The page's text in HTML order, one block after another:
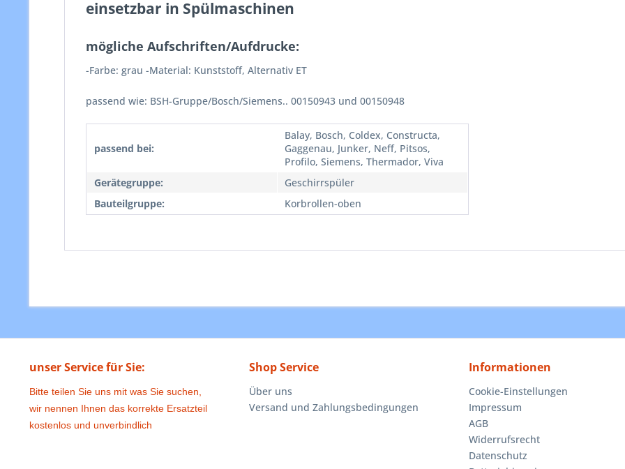
einsetzbar in Spülmaschinen
mögliche Aufschriften/Aufdrucke:
-Farbe: grau -Material: Kunststoff, Alternativ ET
passend wie: BSH-Gruppe/Bosch/Siemens.. 00150943 und 00150948
passend bei:
Balay, Bosch, Coldex, Constructa,
Gaggenau, Junker, Neff, Pitsos,
Profilo, Siemens, Thermador, Viva
Gerätegruppe:
Geschirrspüler
Bauteilgruppe:
Korbrollen-oben
unser Service für Sie:
Bitte teilen Sie uns mit was Sie suchen,
wir nennen Ihnen das korrekte Ersatzteil
kostenlos und unverbindlich
Shop Service
Über uns
Versand und Zahlungsbedingungen
Informationen
Cookie-Einstellungen
Impressum
AGB
Widerrufsrecht
Datenschutz